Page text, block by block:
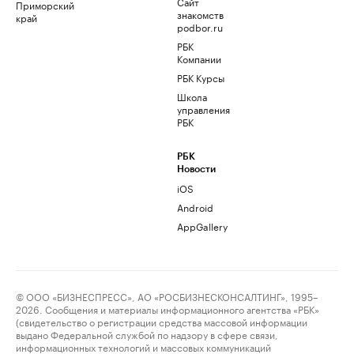
Приморский
край
знакомств
podbor.ru
РБК
Компании
РБК Курсы
Школа
управления
РБК
РБК
Новости
iOS
Android
AppGallery
© ООО «БИЗНЕСПРЕСС», АО «РОСБИЗНЕСКОНСАЛТИНГ», 1995–
2026. Сообщения и материалы информационного агентства «РБК»
(свидетельство о регистрации средства массовой информации
выдано Федеральной службой по надзору в сфере связи,
информационных технологий и массовых коммуникаций